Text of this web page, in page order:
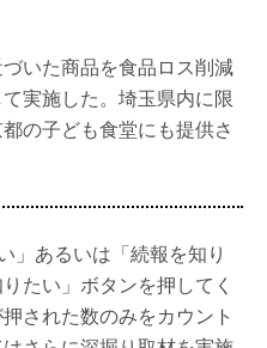
いた商品を食品ロス削減
実施した。埼玉県内に限
の子ども食堂にも提供さ
」あるいは「続報を知り
たい」ボタンを押してく
された数のみをカウント